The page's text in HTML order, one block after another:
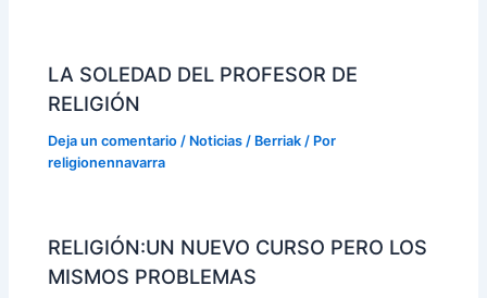
LA SOLEDAD DEL PROFESOR DE
RELIGIÓN
Deja un comentario / Noticias / Berriak / Por
religionennavarra
RELIGIÓN:UN NUEVO CURSO PERO LOS
MISMOS PROBLEMAS